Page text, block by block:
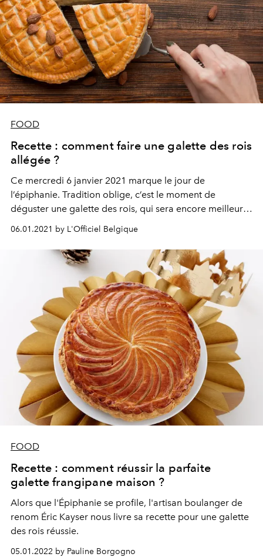
FOOD
Recette : comment faire une galette des rois
allégée ?
Ce mercredi 6 janvier 2021 marque le jour de
l’épiphanie. Tradition oblige, c’est le moment de
déguster une galette des rois, qui sera encore meilleure
healthy de la salle de sport en vue L’Usine Bruxelles.
06.01.2021 by L'Officiel Belgique
FOOD
Recette : comment réussir la parfaite
galette frangipane maison ?
Alors que l'Épiphanie se profile, l'artisan boulanger de
renom Éric Kayser nous livre sa recette pour une galette
des rois réussie.
05.01.2022 by Pauline Borgogno